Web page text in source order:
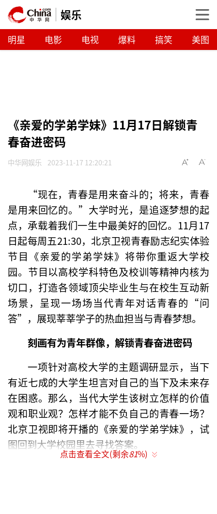
娱乐
明星 电影 电视 爆料 搞笑 美图
《亲爱的学弟学妹》11月17日解锁青
春奋进密码
中华网娱乐 2023-11-17 12:20:21
“现在，青春是用来奋斗的；将来，青春
是用来回忆的。”大学时光，是追逐梦想的起
点，承载着我们一生中最美好的回忆。11月17
日起每周五21:30，北京卫视青春励志纪实体验
节目《亲爱的学弟学妹》将带你重返大学校
园。节目以高校学科特色及校训等精神内核为
切口，打造各领域顶尖毕业生与在校生互动新
场景，呈现一场场当代青年对话青春的“问
答”，展现莘莘学子的热血担当与青春梦想。
刻画有为青年群像，解锁青春奋进密码
一项针对高校大学的主题调研显示，当下
有近七成的大学生坦言对自己的当下及未来存
在困惑。那么，当代大学生该树立怎样的价值
观和职业观？怎样才能不负自己的青春一场？
北京卫视即将开播的《亲爱的学弟学妹》，试
图回到大学校园里去寻找答案。
点击查看全文(剩余81%)